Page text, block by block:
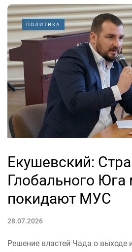
ПОЛИТИКА
Екушевский:
Глобального Юга
покидают МУС
28.07.2026
Решение властей Чада о выходе